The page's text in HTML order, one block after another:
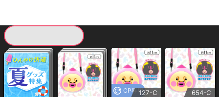
CP専用127-C 654-C